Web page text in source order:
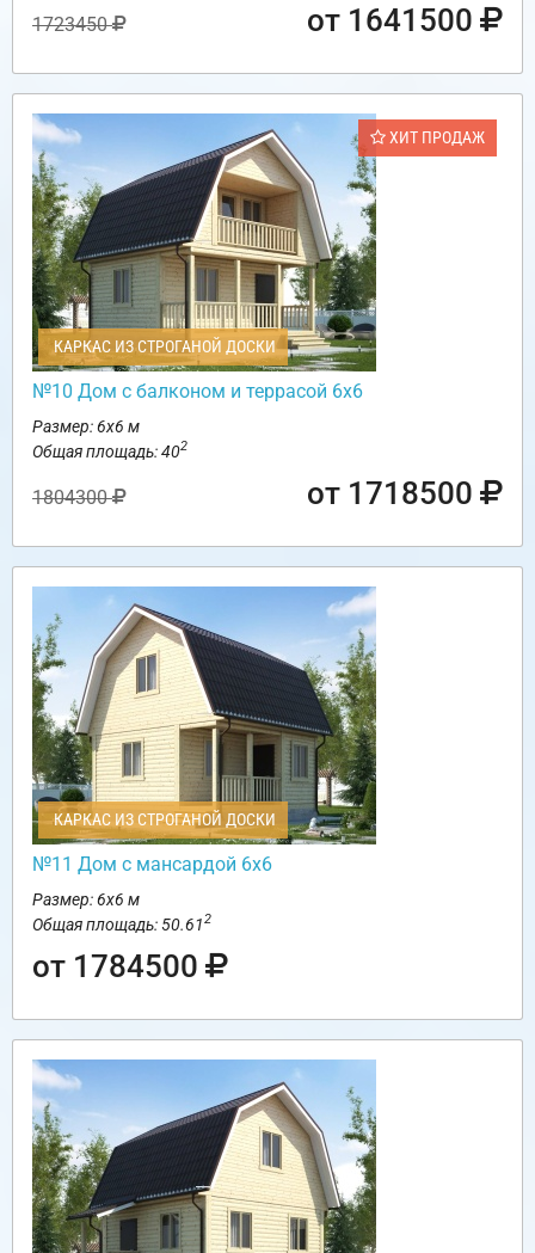
1723450 от 1641500
ХИТ ПРОДАЖ
КАРКАС ИЗ СТРОГАНОЙ ДОСКИ
№10 Дом с балконом и террасой 6х6
Размер: 6х6 м
Общая площадь: 402
1804300 от 1718500
КАРКАС ИЗ СТРОГАНОЙ ДОСКИ
№11 Дом с мансардой 6х6
Размер: 6х6 м
Общая площадь: 50.612
от 1784500